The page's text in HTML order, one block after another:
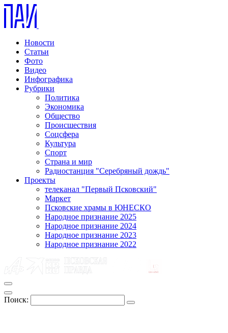
Новости
Статьи
Фото
Видео
Инфографика
Рубрики
Политика
Экономика
Общество
Происшествия
Соцсфера
Культура
Спорт
Страна и мир
Радиостанция "Серебряный дождь"
Проекты
телеканал "Первый Псковский"
Маркет
Псковские храмы в ЮНЕСКО
Народное признание 2025
Народное признание 2024
Народное признание 2023
Народное признание 2022
Поиск: